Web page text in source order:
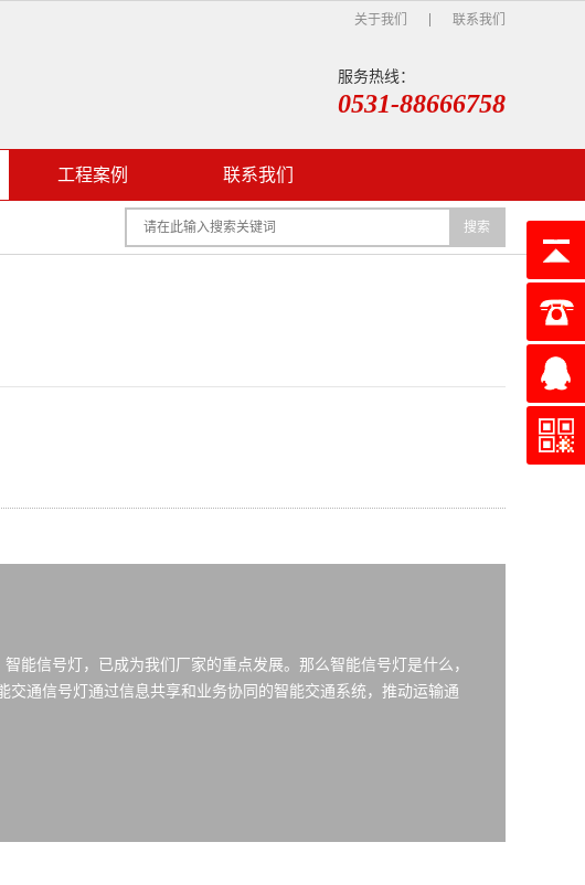
关于我们 联系我们
服务热线：
0531-88666758
工程案例 联系我们
搜索
能信号灯，已成为我们厂家的重点发展。那么智能信号灯是什么，
通信号灯通过信息共享和业务协同的智能交通系统，推动运输通